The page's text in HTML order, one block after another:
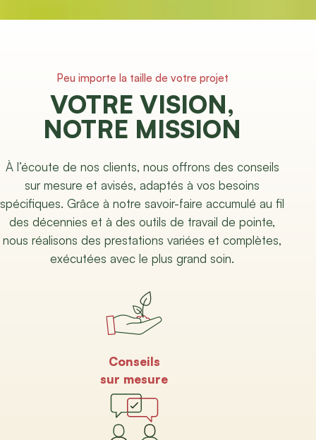
Peu importe la taille de votre projet
VOTRE VISION,
NOTRE MISSION
À l’écoute de nos clients, nous offrons des conseils
sur mesure et avisés, adaptés à vos besoins
spécifiques. Grâce à notre savoir-faire accumulé au fil
des décennies et à des outils de travail de pointe,
nous réalisons des prestations variées et complètes,
exécutées avec le plus grand soin.
Conseils
sur mesure